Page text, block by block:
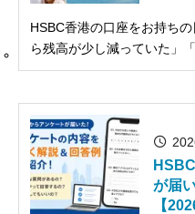
HSBC香港の口座をお持ち
ら残高が少し減っていた」
というご相談が増えています。 実は2026年1月より、
わかり...
が届
【